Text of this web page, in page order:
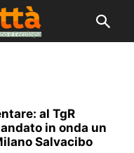
al TgR
in onda un
Salvacibo